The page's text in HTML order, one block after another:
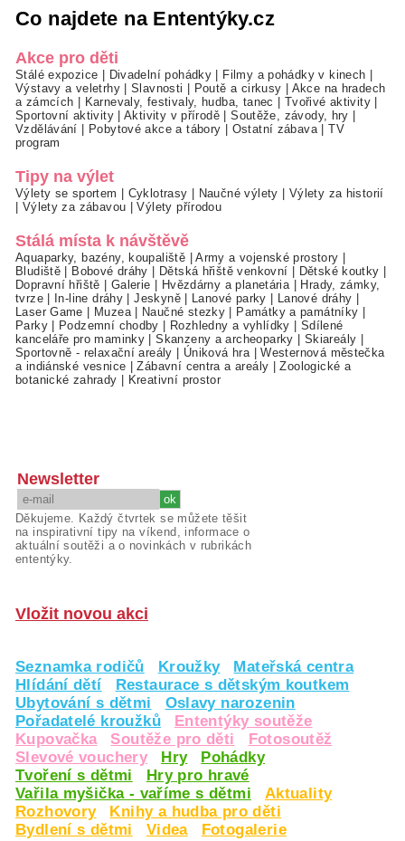
Co najdete na Ententýky.cz
Akce pro děti
Stálé expozice Divadelní pohádky Filmy a pohádky v kinech
Výstavy a veletrhy|Slavnosti Poutě a cirkusy
Akce na hradech
a zámcích
Karnevaly, festivaly, hudba, tanec Tvořivé aktivity
Sportovní aktivity|Aktivity v přírodě |Soutěže, závody, hry
Vzdělávání
Pobytové akce a tábory Ostatní zábava |TV
program
Tipy na výlet
Výlety se sportem Cyklotrasy Naučné výlety
Výlety za historií
Výlety za zábavou |Výlety přírodou
Stálá místa k návštěvě
Aquaparky, bazény, koupaliště |Army a vojenské prostory
Bludiště
Bobové dráhy Dětská hřiště venkovní Dětské koutky
Dopravní hřiště
Galerie Hvězdárny a planetária
Hrady, zámky,
tvrze| In-line dráhy |Jeskyně| Lanové parky Lanové dráhy
Laser Game
Muzea| Naučné stezky Památky a památníky
Parky| Podzemní chodby Rozhledny a vyhlídky
Sdílené
kanceláře pro maminky |Skanzeny a archeoparky Skiareály
Sportovně - relaxační areály
Úniková hra |Westernová městečka
a indiánské vesnice |Zábavní centra a areály |Zoologické a
botanické zahrady
Kreativní prostor
Newsletter
Děkujeme. Každý čtvrtek se můžete těšit
na inspirativní tipy na víkend, informace o
aktuální soutěži a o novinkách v rubrikách
ententýky.
Vložit novou akci
Seznamka rodičů Kroužky
Mateřská centra
Hlídání dětí
Restaurace s dětským koutkem
Ubytování s dětmi
Oslavy narozenin
Pořadatelé kroužků
Ententýky soutěže
Kupovačka
Soutěže pro děti
Fotosoutěž
Slevové vouchery
Hry
Pohádky
Tvoření s dětmi
Hry pro hravé
Vařila myšička - vaříme s dětmi
Aktuality
Rozhovory
Knihy a hudba pro děti
Bydlení s dětmi
Videa
Fotogalerie